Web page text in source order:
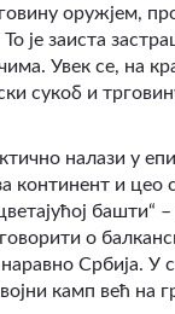
оружјем,
То је заиста
Увек се, на
сукоб и
налази у
континент и цео
башти“
о
Србија. У
камп већ на